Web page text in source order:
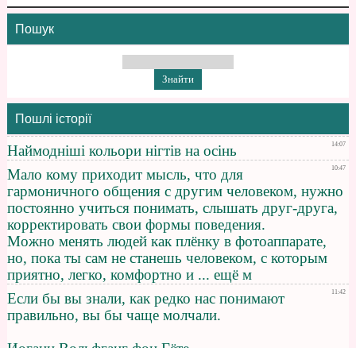
Пошук
Пошлі історії